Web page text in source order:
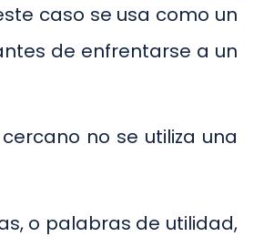
caso se usa como un
de enfrentarse a un
no se utiliza una
o palabras de utilidad,